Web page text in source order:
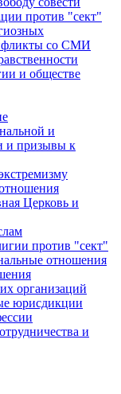
против "сект"
со СМИ
и обществе
и
и призывы к
Церковь и
против "сект"
отношения
организаций
юрисдикции
и